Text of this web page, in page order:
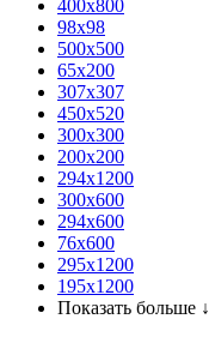
400х800
98x98
500x500
65x200
307x307
450x520
300x300
200x200
294x1200
300x600
294x600
76х600
295х1200
195х1200
Показать больше ↓